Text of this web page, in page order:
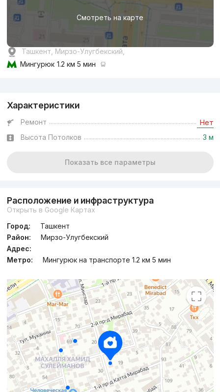
Смотреть на карте
Ташкент, Мирзо-Улугбекский,
Мингурюк 1.2 км 5 мин
Характеристики
Ремонт Нет
Высота Потолков 3 м
Показать все параметры
Расположение и инфраструктура
Открыть в Google Картах
Город:
Ташкент
Район:
Мирзо-Улугбекский
Адрес:
Метро:
Мингурюк на транспорте 1.2 км 5 мин